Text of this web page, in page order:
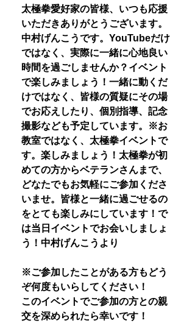
太極拳愛好家の皆様、いつも応援
いただきありがとうございます。
中村げんこうです。YouTubeだけ
ではなく、実際に一緒に心地良い
時間を過ごしませんか？イベント
で楽しみましょう！一緒に動くだ
けではなく、皆様の質疑にその場
でお応えしたり、個別指導、記念
撮影なども予定しています。※お
教室ではなく、太極拳イベントで
す。楽しみましょう！太極拳が初
めての方からベテランさんまで、
どなたでもお気軽にご参加くださ
いませ。皆様と一緒に過ごせるの
をとても楽しみにしています！で
は当日イベントでお会いしましょ
う！中村げんこうより
※ご参加したことがある方もどう
ぞ何度もいらしてください！
このイベントでご参加の方との親
交を深められたら幸いです！